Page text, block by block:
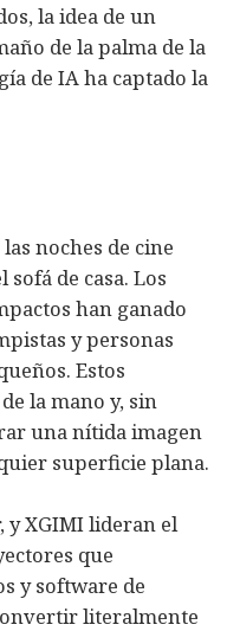
la idea de un
de la palma de la
de IA ha captado la
noches de cine
de casa. Los
han ganado
y personas
Estos
la mano y, sin
una nítida imagen
superficie plana.
y XGIMI lideran el
que
y software de
literalmente